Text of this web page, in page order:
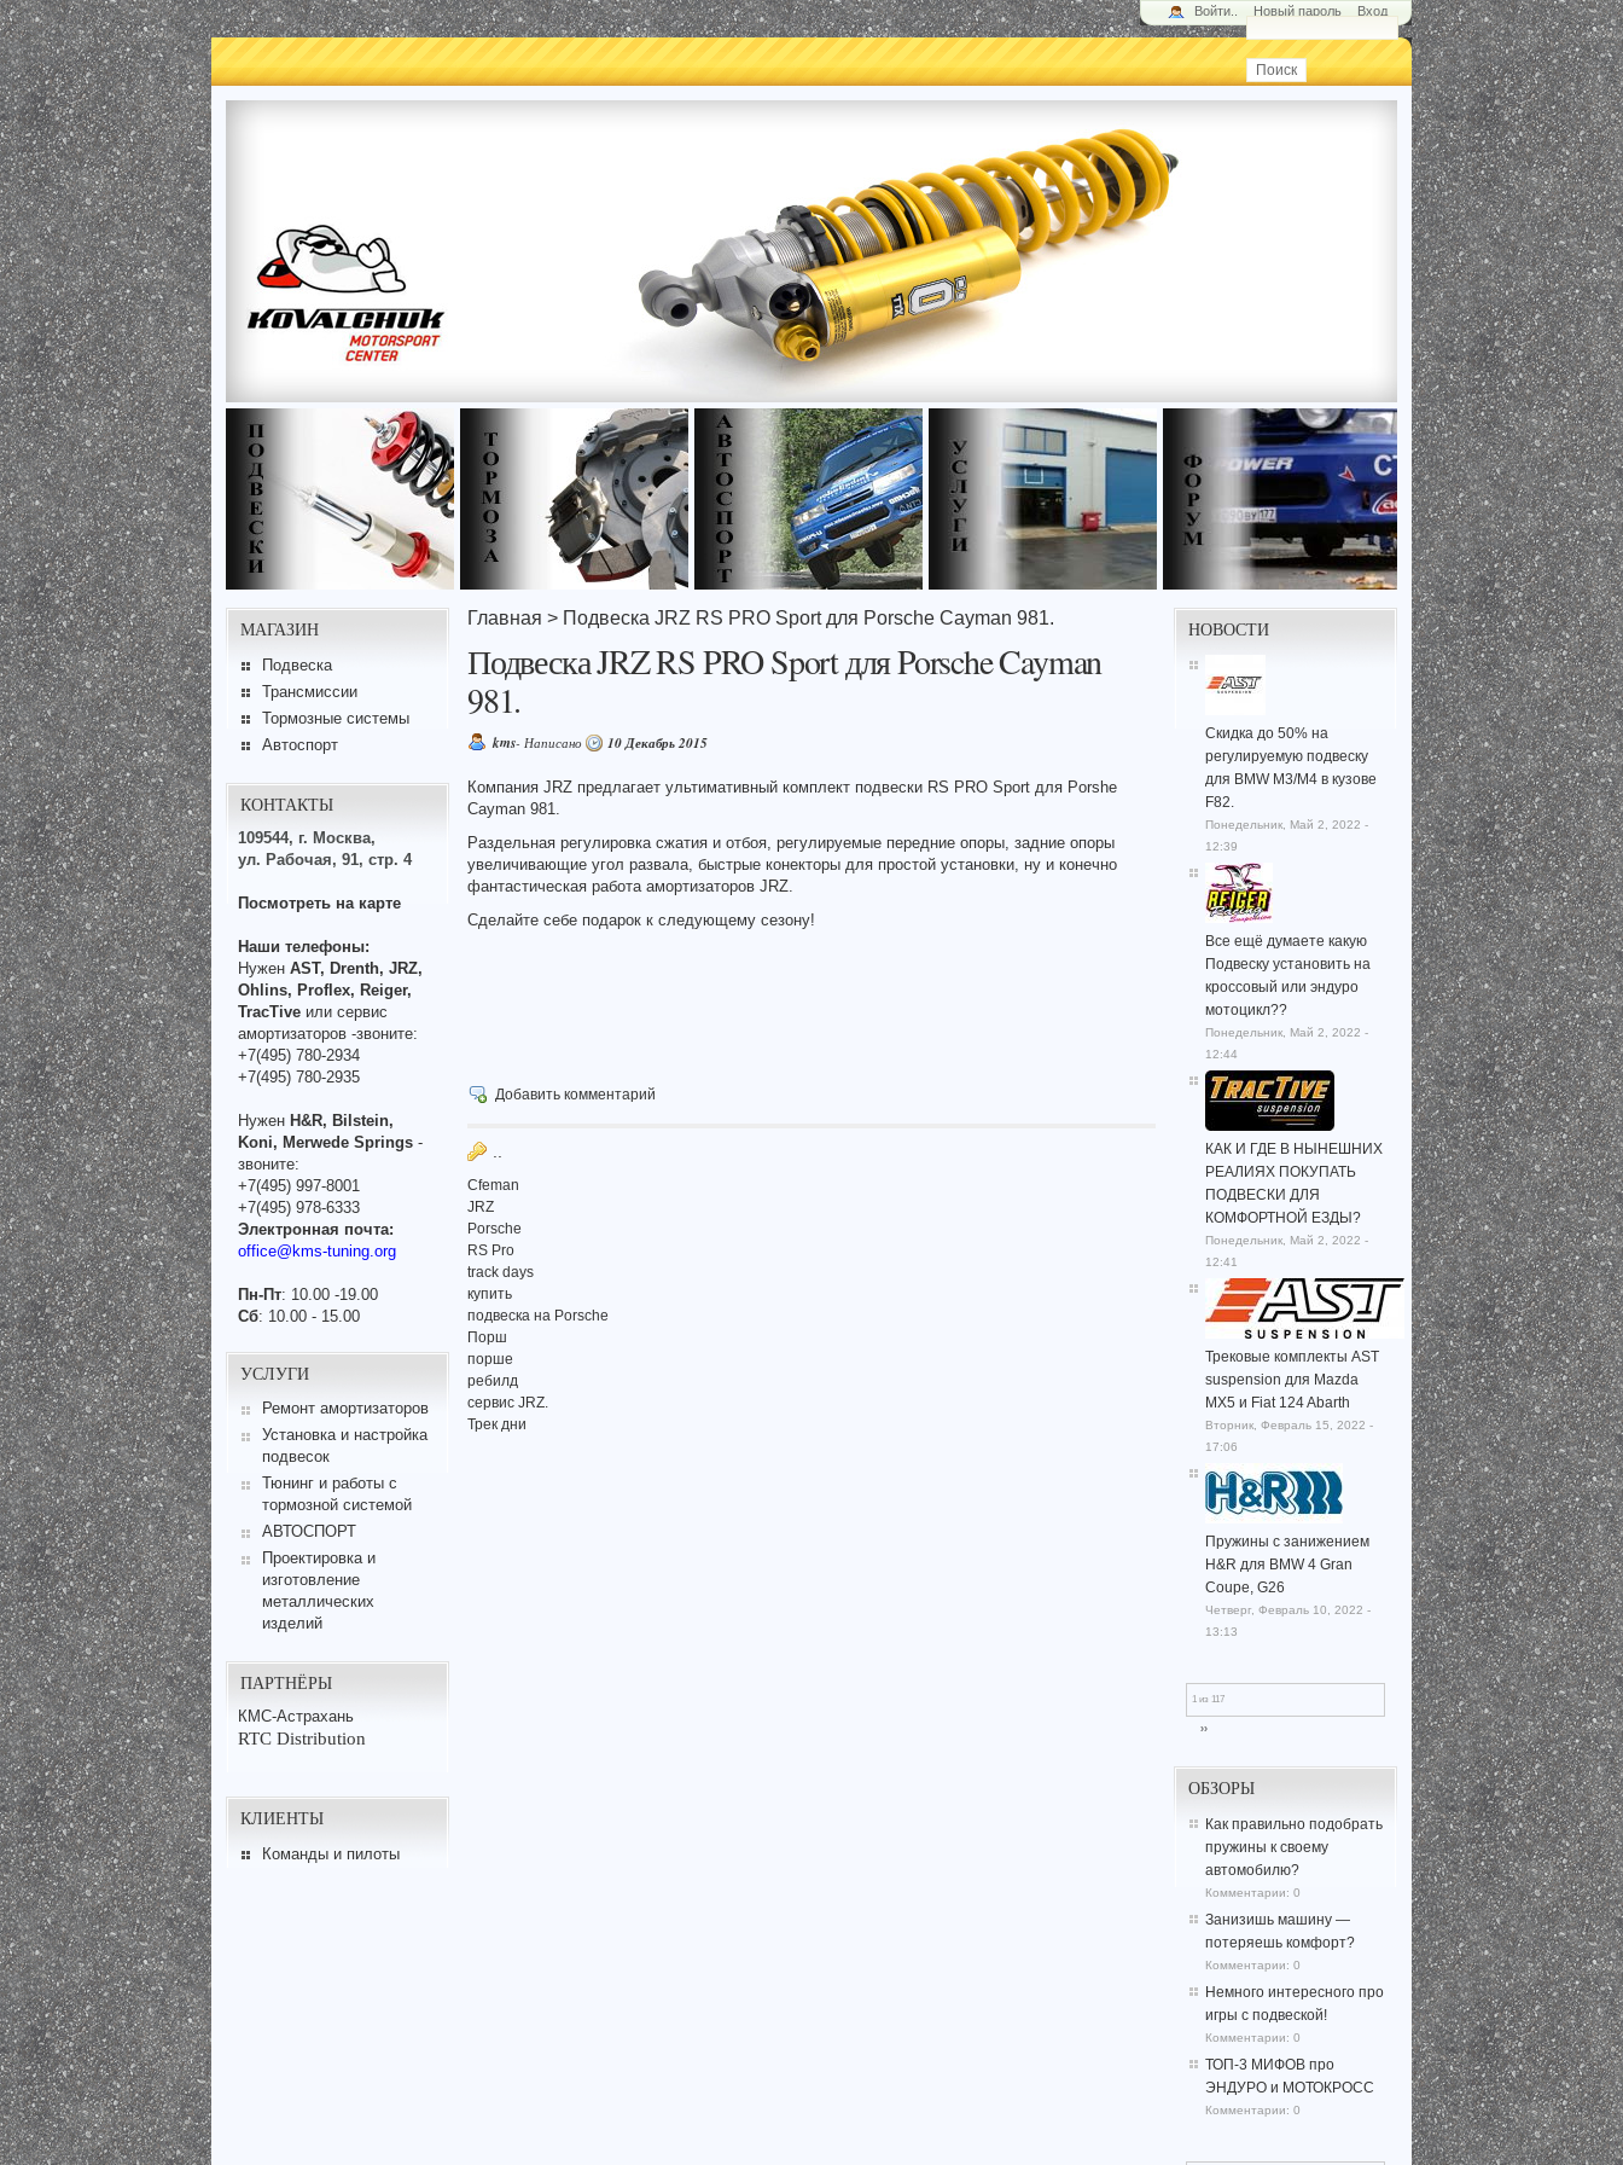
Войти.. Новый пароль Вход
МАГАЗИН
Подвеска
Трансмиссии
Тормозные системы
Автоспорт
КОНТАКТЫ
109544, г. Москва,
ул. Рабочая, 91, стр. 4
Посмотреть на карте
Наши телефоны:
Нужен AST, Drenth, JRZ,
Ohlins, Proflex, Reiger,
TracTive или сервис
амортизаторов -звоните:
+7(495) 780-2934
+7(495) 780-2935
Нужен H&R, Bilstein,
Koni, Merwede Springs -
звоните:
+7(495) 997-8001
+7(495) 978-6333
Электронная почта:
office@kms-tuning.org
Пн-Пт: 10.00 -19.00
Сб: 10.00 - 15.00
УСЛУГИ
Ремонт амортизаторов
Установка и настройка
подвесок
Тюнинг и работы с
тормозной системой
АВТОСПОРТ
Проектировка и
изготовление
металлических
изделий
ПАРТНЁРЫ
КМС-Астрахань
RTC Distribution
КЛИЕНТЫ
Команды и пилоты
Главная > Подвеска JRZ RS PRO Sport для Porsche Cayman 981.
Подвеска JRZ RS PRO Sport для Porsche Cayman
981.
kms- Написано 10 Декабрь 2015
Компания JRZ предлагает ультимативный комплект подвески RS PRO Sport для Porshe
Cayman 981.
Раздельная регулировка сжатия и отбоя, регулируемые передние опоры, задние опоры
увеличивающие угол развала, быстрые конекторы для простой установки, ну и конечно
фантастическая работа амортизаторов JRZ.
Сделайте себе подарок к следующему сезону!
Добавить комментарий
Cfeman
JRZ
Porsche
RS Pro
track days
купить
подвеска на Porsche
Порш
порше
ребилд
сервис JRZ.
Трек дни
НОВОСТИ
Скидка до 50% на
регулируемую подвеску
для BMW M3/M4 в кузове
F82.
Понедельник, Май 2, 2022 -
12:39
Все ещё думаете какую
Подвеску установить на
кроссовый или эндуро
мотоцикл??
Понедельник, Май 2, 2022 -
12:44
КАК И ГДЕ В НЫНЕШНИХ
РЕАЛИЯХ ПОКУПАТЬ
ПОДВЕСКИ ДЛЯ
КОМФОРТНОЙ ЕЗДЫ?
Понедельник, Май 2, 2022 -
12:41
Трековые комплекты AST
suspension для Mazda
MX5 и Fiat 124 Abarth
Вторник, Февраль 15, 2022 -
17:06
Пружины с занижением
H&R для BMW 4 Gran
Coupe, G26
Четверг, Февраль 10, 2022 -
13:13
1 из 117
››
ОБЗОРЫ
Как правильно подобрать
пружины к своему
автомобилю?
Комментарии: 0
Занизишь машину —
потеряешь комфорт?
Комментарии: 0
Немного интересного про
игры с подвеской!
Комментарии: 0
ТОП-3 МИФОВ про
ЭНДУРО и МОТОКРОСС
Комментарии: 0